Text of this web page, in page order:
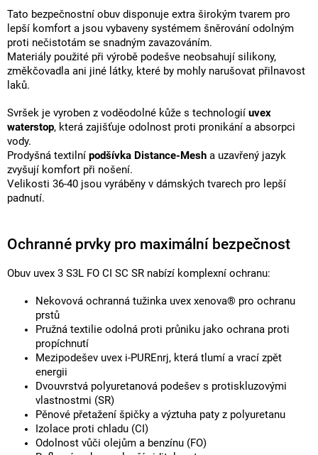
Tato bezpečnostní obuv disponuje extra širokým tvarem pro
lepší komfort a jsou vybaveny systémem šněrování odolným
proti nečistotám se snadným zavazováním.
Materiály použité při výrobě podešve neobsahují silikony,
změkčovadla ani jiné látky, které by mohly narušovat přilnavost
laků.
Svršek je vyroben z voděodolné kůže s technologií uvex
waterstop, která zajišťuje odolnost proti pronikání a absorpci
vody.
Prodyšná textilní podšívka Distance-Mesh a uzavřený jazyk
zvyšují komfort při nošení.
Velikosti 36-40 jsou vyráběny v dámských tvarech pro lepší
padnutí.
Ochranné prvky pro maximální bezpečnost
Obuv uvex 3 S3L FO CI SC SR nabízí komplexní ochranu:
Nekovová ochranná tužinka uvex xenova® pro ochranu
prstů
Pružná textilie odolná proti průniku jako ochrana proti
propíchnutí
Mezipodešev uvex i-PUREnrj, která tlumí a vrací zpět
energii
Dvouvrstvá polyuretanová podešev s protiskluzovými
vlastnostmi (SR)
Pěnové přetažení špičky a výztuha paty z polyuretanu
Izolace proti chladu (CI)
Odolnost vůči olejům a benzínu (FO)